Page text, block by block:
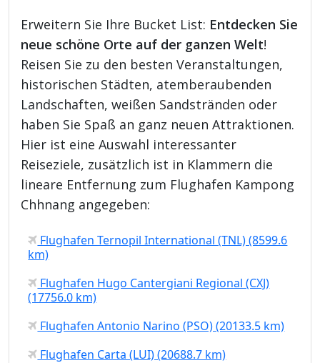
Erweitern Sie Ihre Bucket List: Entdecken Sie
neue schöne Orte auf der ganzen Welt!
Reisen Sie zu den besten Veranstaltungen,
historischen Städten, atemberaubenden
Landschaften, weißen Sandstränden oder
haben Sie Spaß an ganz neuen Attraktionen.
Hier ist eine Auswahl interessanter
Reiseziele, zusätzlich ist in Klammern die
lineare Entfernung zum Flughafen Kampong
Chhnang angegeben:
Flughafen Ternopil International (TNL) (8599.6
km)
Flughafen Hugo Cantergiani Regional (CXJ)
(17756.0 km)
Flughafen Antonio Narino (PSO) (20133.5 km)
Flughafen Carta (LUI) (20688.7 km)